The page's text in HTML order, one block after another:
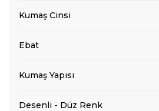
Kumaş Cinsi
Ebat
Kumaş Yapısı
Desenli - Düz Renk